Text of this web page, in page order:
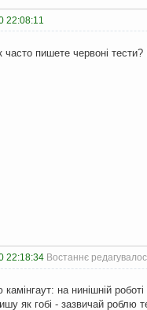
22:08:11
пишете червоні тести?
22:18:34 Востаннє
на нинішній
як гобі - зазвичай роблю